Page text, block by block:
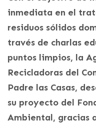
inmediata en el
residuos sólidos
través de charlas
puntos limpios, la
Recicladoras del
Padre las Casas,
su proyecto del
Ambiental, gracias